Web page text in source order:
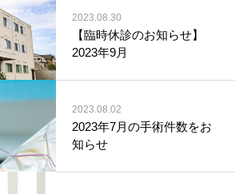
2023.08.30
【臨時休診のお知らせ】
2023年9月
2023.08.02
2023年7月の手術件数をお
知らせ